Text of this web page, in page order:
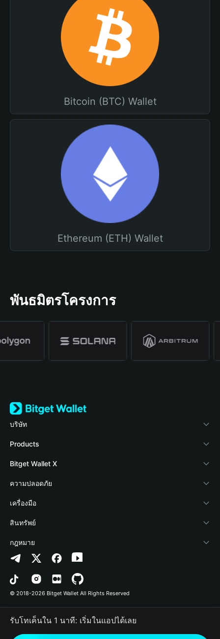
Bitcoin (BTC) Wallet
Ethereum (ETH) Wallet
พันธมิตรโครงการ
บริษัท
เกี่ยวกับ Bitget Wallet
Blog
Academy
ข่าวสารด้านคริปโต
ศูนย์ช่วยเหลือ
ติดต่อเรา
ทรัพยากรข้อมูลของแบรนด์
อาชีพ
Products
Crypto Card
Stablecoin Earn
Payfi Crypto
Crypto Swap API
Altcoin Season Index
Prediction Markets
DApp
RWA
Bitget Wallet X
นักพัฒนา
เชื่อมต่อ Wallet
Bitget Wallet Pay
ลิสต์โปรเจกต์
ความปลอดภัย
Protection Fund
เทคโนโลยีความปลอดภัย
เครื่องมือ
ซื้อคริปโต
การตรวจจับการอนุญาต
การตรวจจับสัญญา
การโอนเป็นชุด
สินทรัพย์
Arbitrum
Avalanche
Bitcoin
Polygon
กฎหมาย
นโยบายความเป็นส่วนตัว
ข้อตกลงในการใช้บริการ
© 2018-2026 Bitget Wallet All Rights Reserved
รับโทเค็นใน 1 นาที: เริ่มในแอปได้เลย